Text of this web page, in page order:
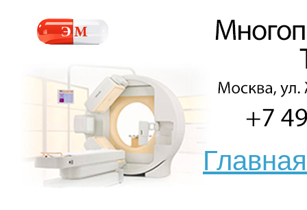
Главная